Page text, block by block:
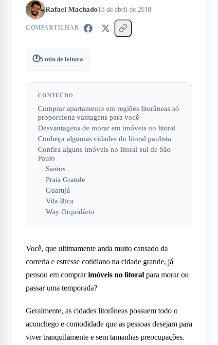
Rafael Machado18 de abril de 2018
COMPARTILHAR
🕐5 min de leitura
CONTEÚDO
Comprar apartamento em regiões litorâneas só
proporciona vantagens para você
Desvantagens de morar em imóveis no litoral
Conheça algumas cidades do litoral paulista
Confira alguns imóveis no litoral sul de São
Paulo
Santos
Praia Grande
Guarujá
Vila Rica
Way Orquidário
Você, que ultimamente anda muito cansado da
correria e estresse cotidiano na cidade grande, já
pensou em comprarimóveis no litoral para morar ou
passar uma temporada?
Geralmente, as cidades litorâneas possuem todo o
aconchego e comodidade que as pessoas desejam para
viver tranquilamente e sem tamanhas preocupações.